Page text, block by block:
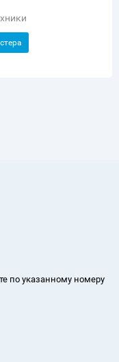
по указанному номеру